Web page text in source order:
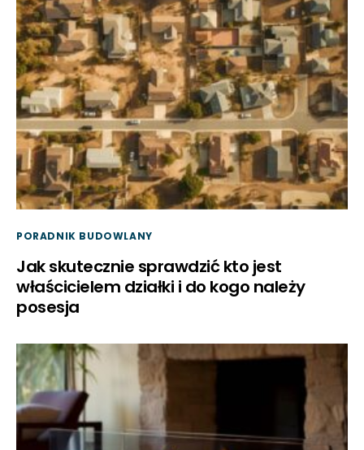
PORADNIK BUDOWLANY
Jak skutecznie sprawdzić kto jest
właścicielem działki i do kogo należy
posesja